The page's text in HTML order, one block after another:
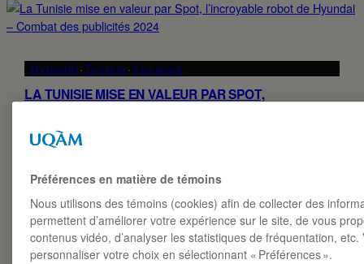
Hyundai ·Tunisie·Voyages
LA TUNISIE MISE EN VALEUR PAR SPOT,
L’INCROYABLE ROBOT DE HYUNDAI – COMBAT DES
La publicité met en scène Spot, le robot de Boston
Il s’agit d’une initiative de Hyundai, en collaboration avec
l’Office National du Tourisme Tunisien, pour montrer les
capacités technologiques avancées de Spot tout…
MERYEM BEN MUSTAPHA 13·03·2024
Préférences en matière de témoins
Nous utilisons des témoins (cookies) afin de collecter des
permettent d’améliorer votre expérience sur le site, de vous
contenus vidéo, d’analyser les statistiques de fréquentation, etc.
personnaliser votre choix en sélectionnant « Préférences ».